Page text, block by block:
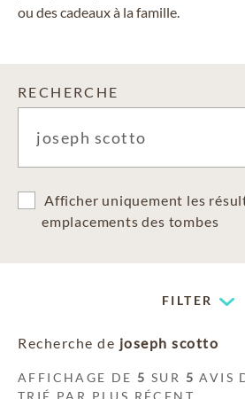
ou des cadeaux à la famille.
RECHERCHE
Afficher uniquement les
emplacements des tombes
FILTER
Recherche de joseph scotto
AFFICHAGE DE 5 SUR 5 AVIS
TRIÉ PAR PLUS RÉCENT